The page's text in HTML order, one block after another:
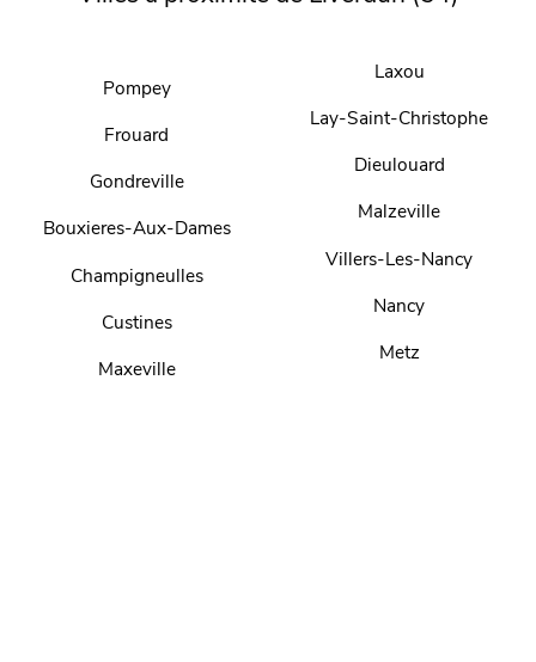
Pompey
Frouard
Gondreville
Bouxieres-Aux-Dames
Champigneulles
Custines
Maxeville
Laxou
Lay-Saint-Christophe
Dieulouard
Malzeville
Villers-Les-Nancy
Nancy
Metz